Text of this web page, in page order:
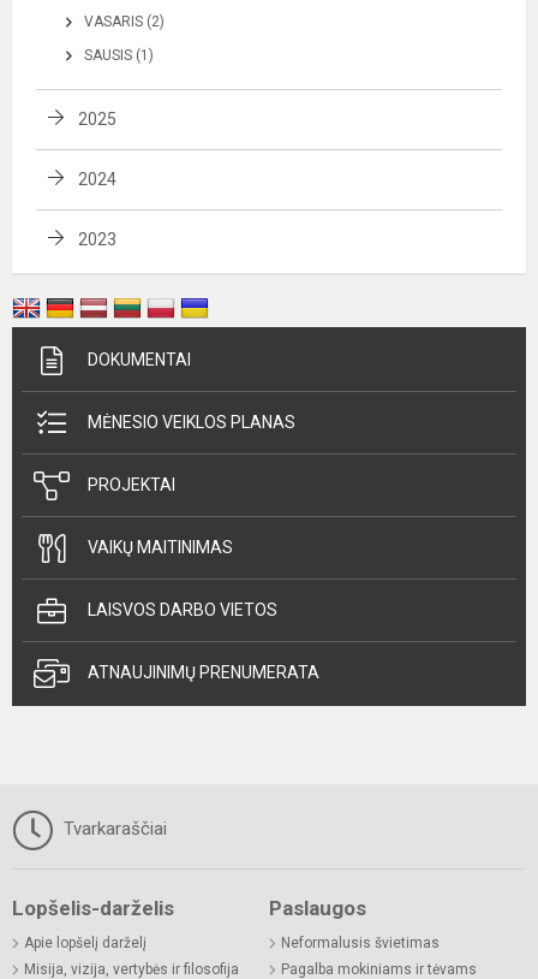
VASARIS (2)
SAUSIS (1)
2025
2024
2023
DOKUMENTAI
MĖNESIO VEIKLOS PLANAS
PROJEKTAI
VAIKŲ MAITINIMAS
LAISVOS DARBO VIETOS
ATNAUJINIMŲ PRENUMERATA
Tvarkaraščiai
Lopšelis-darželis
Apie lopšelį darželį
Misija, vizija, vertybės ir filosofija
Paslaugos
Neformalusis švietimas
Pagalba mokiniams ir tėvams